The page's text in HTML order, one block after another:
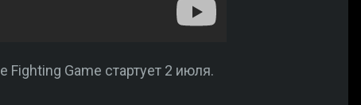
Fighting Game стартует 2 июля.